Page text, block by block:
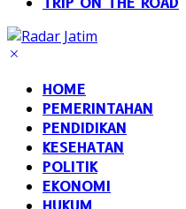
HOME
PEMERINTAHAN
PENDIDIKAN
KESEHATAN
POLITIK
EKONOMI